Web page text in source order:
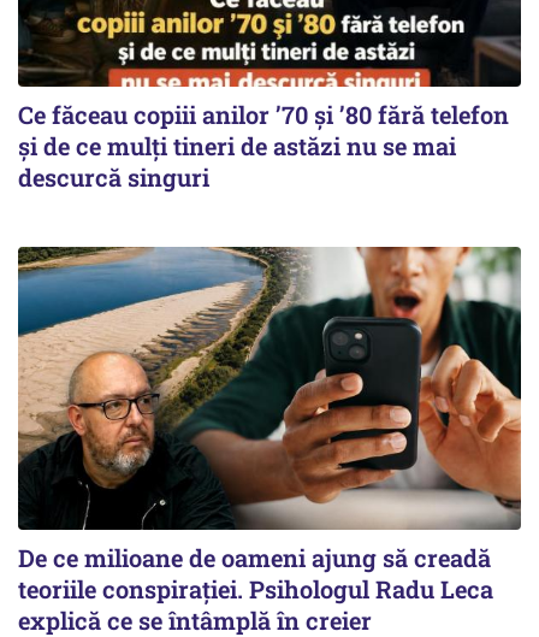
Ce făceau copiii anilor ’70 și ’80 fără telefon
și de ce mulți tineri de astăzi nu se mai
descurcă singuri
De ce milioane de oameni ajung să creadă
teoriile conspirației. Psihologul Radu Leca
explică ce se întâmplă în creier